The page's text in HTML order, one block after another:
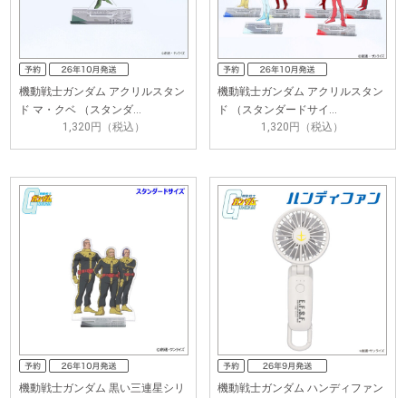
機動戦士ガンダム アクリルスタン
ド マ・クベ （スタンダ…
1,320円（税込）
機動戦士ガンダム アクリルスタン
ド （スタンダードサイ…
1,320円（税込）
機動戦士ガンダム 黒い三連星シリ
機動戦士ガンダム ハンディファン